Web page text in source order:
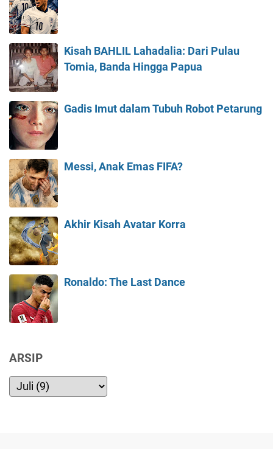
Kisah BAHLIL Lahadalia: Dari Pulau
Tomia, Banda Hingga Papua
Gadis Imut dalam Tubuh Robot Petarung
Messi, Anak Emas FIFA?
Akhir Kisah Avatar Korra
Ronaldo: The Last Dance
ARSIP